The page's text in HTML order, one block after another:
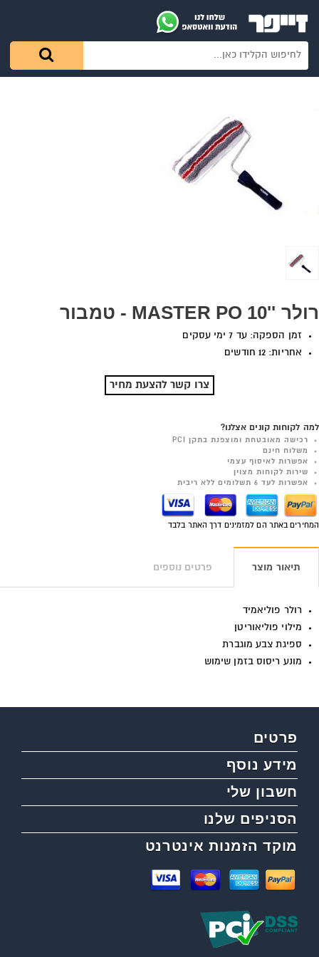
רולר ''10 MASTER PO - טמבור
זמן הספקה: עד 7 ימי עסקים
אחריות: 12 חודשים
צרו קשר להצעת מחיר
למה לקוחות קונים אצלנו?
רכישה מאובטחת ומוצפנת בתקן PCI
משלוח חינם
אפשרות לאיסוף עצמי
שירות לקוחות מצוין
אפשרות לעד 6 תשלומים ללא ריבית
המחירים באתר הם למזמינים דרך האתר בלבד
תיאור מוצר פרטים נוספים
רולר פוליאמיד
מילוי פוליאוריטן
ספיגת צבע מוגברת
מונע ריסוס בזמן שימוש
פרטים
מידע נוסף
חשבון שלי
הסניפים שלנו
מוקד הזמנות אינטרנט